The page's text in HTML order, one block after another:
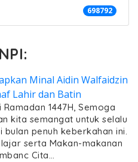
698792
1447H, Semoga
kita semangat untuk selalu
penuh keberkahan ini.
serta Makan-makanan
Cita…